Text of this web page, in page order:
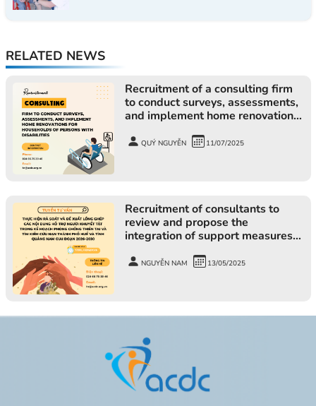
RELATED NEWS
Recruitment of a consulting firm
to conduct surveys, assessments,
and implement home renovations
disabilities
QUÝ NGUYỄN 11/07/2025
Recruitment of consultants to
review and propose the
integration of support measures
disaster prevention and search
NGUYỄN NAM 13/05/2025